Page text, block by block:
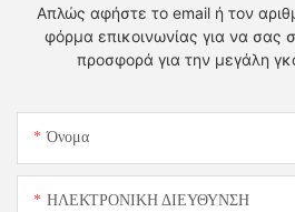
Απλώς αφήστε το email ή τον
φόρμα επικοινωνίας για να σας
προσφορά για την μεγάλη
Όνομα
ΗΛΕΚΤΡΟΝΙΚΗ ΔΙΕΥΘΥΝΣΗ